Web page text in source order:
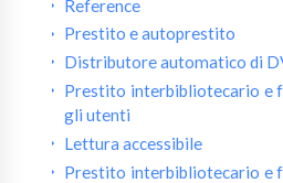
Reference
Prestito e autoprestito
Distributore automatico di
Prestito interbibliotecario e
gli utenti
Lettura accessibile
Prestito interbibliotecario e